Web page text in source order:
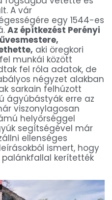
A vár
egy 1544-es
Az építkezést Perényi
aki öregkori
munkái között
fel róla adatok, de
négyzet alakban
sarkain felhúzott
ágyúbástyák erre az
viszonylagosan
helyőrséggel
segítségével már
ellenséges
ismert, hogy
kerítették